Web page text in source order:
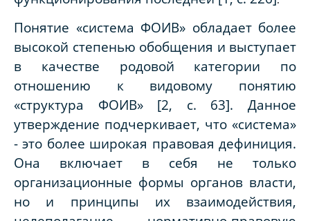
Понятие «система ФОИВ» обладает более
высокой степенью обобщения и выступает
в качестве родовой категории по
отношению к видовому понятию
«структура ФОИВ» [2, с. 63]. Данное
утверждение подчеркивает, что «система»
- это более широкая правовая дефиниция.
Она включает в себя не только
организационные формы органов власти,
но и принципы их взаимодействия,